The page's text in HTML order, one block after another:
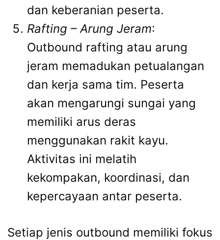
dan keberanian peserta.
Rafting – Arung Jeram:
Outbound rafting atau arung
jeram memadukan petualangan
dan kerja sama tim. Peserta
akan mengarungi sungai yang
memiliki arus deras
menggunakan rakit kayu.
Aktivitas ini melatih
kekompakan, koordinasi, dan
kepercayaan antar peserta.
Setiap jenis outbound memiliki fokus